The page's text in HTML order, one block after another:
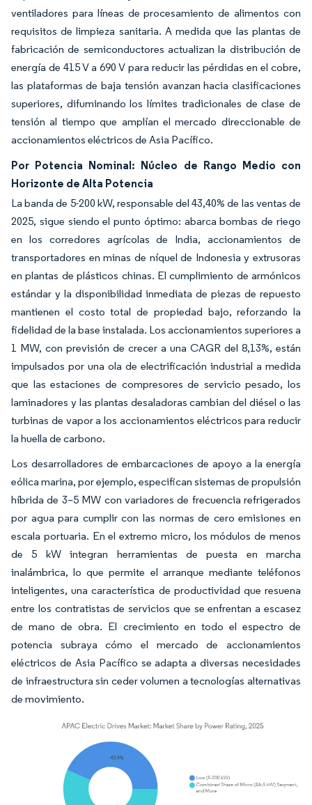
ventiladores para líneas de procesamiento de alimentos con
requisitos de limpieza sanitaria. A medida que las plantas de
fabricación de semiconductores actualizan la distribución de
energía de 415 V a 690 V para reducir las pérdidas en el cobre,
las plataformas de baja tensión avanzan hacia clasificaciones
superiores, difuminando los límites tradicionales de clase de
tensión al tiempo que amplían el mercado direccionable de
accionamientos eléctricos de Asia Pacífico.
Por Potencia Nominal: Núcleo de Rango Medio con
Horizonte de Alta Potencia
La banda de 5-200 kW, responsable del 43,40% de las ventas de
2025, sigue siendo el punto óptimo: abarca bombas de riego
en los corredores agrícolas de India, accionamientos de
transportadores en minas de níquel de Indonesia y extrusoras
en plantas de plásticos chinas. El cumplimiento de armónicos
estándar y la disponibilidad inmediata de piezas de repuesto
mantienen el costo total de propiedad bajo, reforzando la
fidelidad de la base instalada. Los accionamientos superiores a
1 MW, con previsión de crecer a una CAGR del 8,13%, están
impulsados por una ola de electrificación industrial a medida
que las estaciones de compresores de servicio pesado, los
laminadores y las plantas desaladoras cambian del diésel o las
turbinas de vapor a los accionamientos eléctricos para reducir
la huella de carbono.
Los desarrolladores de embarcaciones de apoyo a la energía
eólica marina, por ejemplo, especifican sistemas de propulsión
híbrida de 3–5 MW con variadores de frecuencia refrigerados
por agua para cumplir con las normas de cero emisiones en
escala portuaria. En el extremo micro, los módulos de menos
de 5 kW integran herramientas de puesta en marcha
inalámbrica, lo que permite el arranque mediante teléfonos
inteligentes, una característica de productividad que resuena
entre los contratistas de servicios que se enfrentan a escasez
de mano de obra. El crecimiento en todo el espectro de
potencia subraya cómo el mercado de accionamientos
eléctricos de Asia Pacífico se adapta a diversas necesidades
de infraestructura sin ceder volumen a tecnologías alternativas
de movimiento.